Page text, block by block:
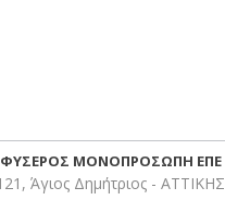
- ΦΥΣΕΡΟΣ ΜΟΝΟΠΡΟΣΩΠΗ ΕΠΕ
Άγιος Δημήτριος - ΑΤΤΙΚΗΣ